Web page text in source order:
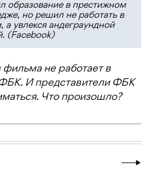
образование в престижном
но решил не работать в
а увлекся андеграундной
(Facebook)
не работает в
И представители ФБК
Что произошло?